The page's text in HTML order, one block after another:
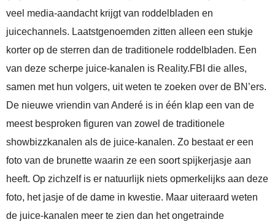
veel media-aandacht krijgt van roddelbladen en
juicechannels. Laatstgenoemden zitten alleen een stukje
korter op de sterren dan de traditionele roddelbladen. Een
van deze scherpe juice-kanalen is Reality.FBI die alles,
samen met hun volgers, uit weten te zoeken over de BN’ers.
De nieuwe vriendin van Anderé is in één klap een van de
meest besproken figuren van zowel de traditionele
showbizzkanalen als de juice-kanalen. Zo bestaat er een
foto van de brunette waarin ze een soort spijkerjasje aan
heeft. Op zichzelf is er natuurlijk niets opmerkelijks aan deze
foto, het jasje of de dame in kwestie. Maar uiteraard weten
de juice-kanalen meer te zien dan het ongetrainde